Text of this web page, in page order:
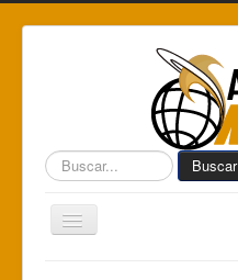
Buscar... Buscar
Toggle
Navigation